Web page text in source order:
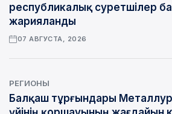
республикалық суретшілер
жарияланды
07 АВГУСТА, 2026
РЕГИОНЫ
Балқаш тұрғындары